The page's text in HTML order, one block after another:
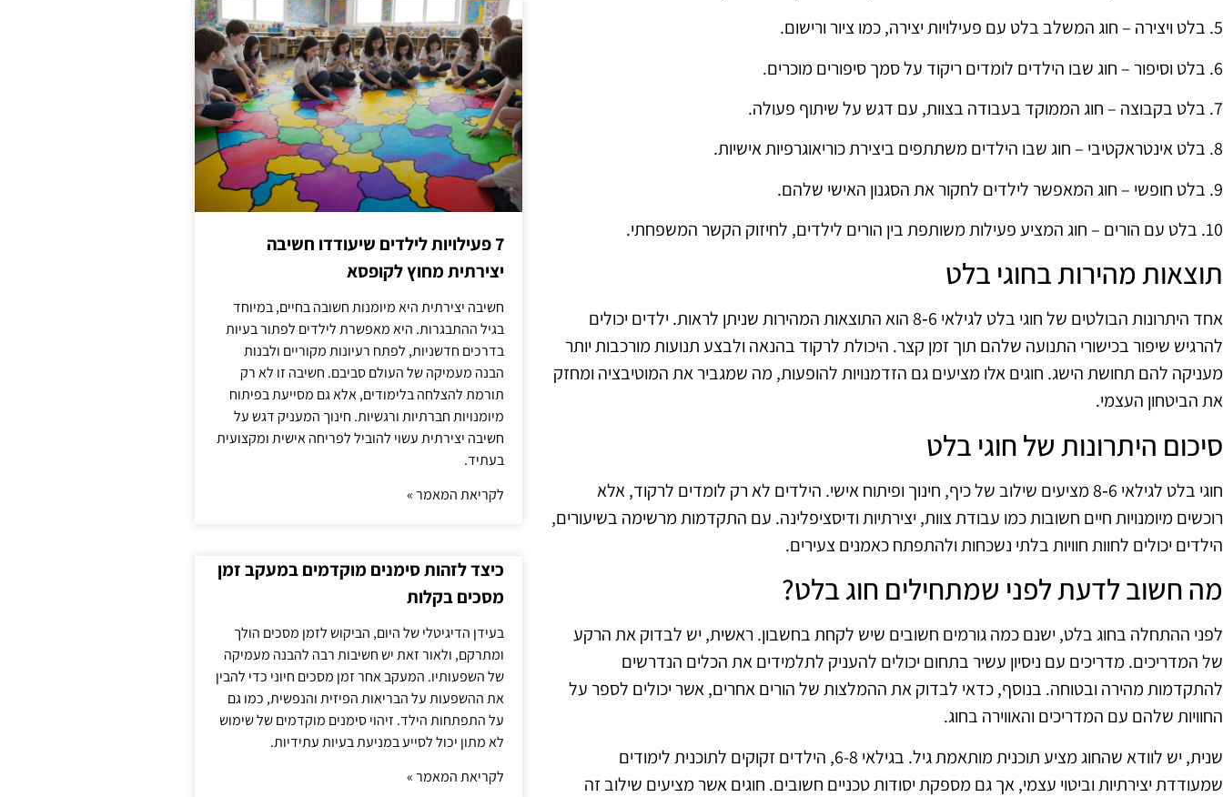
5. בלט ויצירה – חוג המשלב בלט עם פעילויות יצירה, כמו ציור ורישום.
6. בלט וסיפור – חוג שבו הילדים לומדים ריקוד על סמך סיפורים מוכרים.
7. בלט בקבוצה – חוג הממוקד בעבודה בצוות, עם דגש על שיתוף פעולה.
8. בלט אינטראקטיבי – חוג שבו הילדים משתתפים ביצירת כוריאוגרפיות אישיות.
9. בלט חופשי – חוג המאפשר לילדים לחקור את הסגנון האישי שלהם.
10. בלט עם הורים – חוג המציע פעילות משותפת בין הורים לילדים, לחיזוק הקשר המשפחתי.
תוצאות מהירות בחוגי בלט
אחד היתרונות הבולטים של חוגי בלט לגילאי 6‑8 הוא התוצאות המהירות שניתן לראות. ילדים יכולים
להרגיש שיפור בכישורי התנועה שלהם תוך זמן קצר. היכולת לרקוד בהנאה ולבצע תנועות מורכבות יותר
מעניקה להם תחושת הישג. חוגים אלו מציעים גם הזדמנויות להופעות, מה שמגביר את המוטיבציה ומחזק
את הביטחון העצמי.
סיכום היתרונות של חוגי בלט
חוגי בלט לגילאי 6‑8 מציעים שילוב של כיף, חינוך ופיתוח אישי. הילדים לא רק לומדים לרקוד, אלא
רוכשים מיומנויות חיים חשובות כמו עבודת צוות, יצירתיות ודיסציפלינה. עם התקדמות מרשימה בשיעורים,
הילדים יכולים לחוות חוויות בלתי נשכחות ולהתפתח כאמנים צעירים.
מה חשוב לדעת לפני שמתחילים חוג בלט?
לפני ההתחלה בחוג בלט, ישנם כמה גורמים חשובים שיש לקחת בחשבון. ראשית, יש לבדוק את הרקע
של המדריכים. מדריכים עם ניסיון עשיר בתחום יכולים להעניק לתלמידים את הכלים הנדרשים
להתקדמות מהירה ובטוחה. בנוסף, כדאי לבדוק את ההמלצות של הורים אחרים, אשר יכולים לספר על
החוויות שלהם עם המדריכים והאווירה בחוג.
שנית, יש לוודא שהחוג מציע תוכנית מותאמת גיל. בגילאי 6-8, הילדים זקוקים לתוכנית לימודים
שמעודדת יצירתיות וביטוי עצמי, אך גם מספקת יסודות טכניים חשובים. חוגים אשר מציעים שילוב זה
7 פעילויות לילדים שיעודדו חשיבה
יצירתית מחוץ לקופסא
חשיבה יצירתית היא מיומנות חשובה בחיים, במיוחד
בגיל ההתבגרות. היא מאפשרת לילדים לפתור בעיות
בדרכים חדשניות, לפתח רעיונות מקוריים ולבנות
הבנה מעמיקה של העולם סביבם. חשיבה זו לא רק
תורמת להצלחה בלימודים, אלא גם מסייעת בפיתוח
מיומנויות חברתיות ורגשיות. חינוך המעניק דגש על
חשיבה יצירתית עשוי להוביל לפריחה אישית ומקצועית
בעתיד.
לקריאת המאמר »
כיצד לזהות סימנים מוקדמים במעקב זמן
מסכים בקלות
בעידן הדיגיטלי של היום, הביקוש לזמן מסכים הולך
ומתרקם, ולאור זאת יש חשיבות רבה להבנה מעמיקה
של השפעותיו. המעקב אחר זמן מסכים חיוני כדי להבין
את ההשפעות על הבריאות הפיזית והנפשית, כמו גם
על התפתחות הילד. זיהוי סימנים מוקדמים של שימוש
לא מתון יכול לסייע במניעת בעיות עתידיות.
לקריאת המאמר »